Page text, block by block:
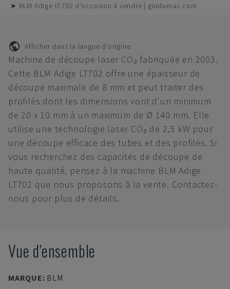
➤ BLM Adige LT702 d'occasion à vendre | gindumac.com
Afficher dans la langue d'origine
Machine de découpe laser CO₂ fabriquée en 2003.
Cette BLM Adige LT702 offre une épaisseur de
découpe maximale de 8 mm et peut traiter des
profilés dont les dimensions vont d'un minimum
de 20 x 10 mm à un maximum de Ø 140 mm. Elle
utilise une technologie laser CO₂ de 2,5 kW pour
une découpe efficace des tubes et des profilés. Si
vous recherchez des capacités de découpe de
haute qualité, pensez à la machine BLM Adige
LT702 que nous proposons à la vente. Contactez-
nous pour plus de détails.
Vue d'ensemble
MARQUE: BLM